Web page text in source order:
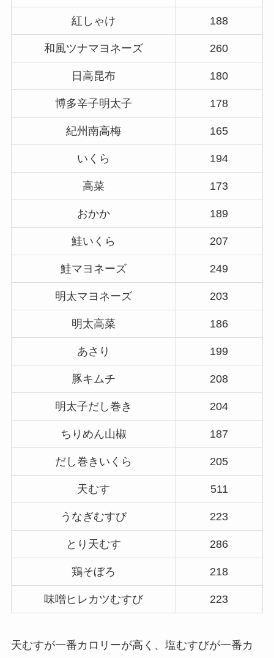
紅しゃけ 188
和風ツナマヨネーズ 260
日高昆布 180
博多辛子明太子 178
紀州南高梅 165
いくら 194
高菜 173
おかか 189
鮭いくら 207
鮭マヨネーズ 249
明太マヨネーズ 203
明太高菜 186
あさり 199
豚キムチ 208
明太子だし巻き 204
ちりめん山椒 187
だし巻きいくら 205
天むす 511
うなぎむすび 223
とり天むす 286
鶏そぼろ 218
味噌ヒレカツむすび 223
天むすが一番カロリーが高く、塩むすびが一番カ